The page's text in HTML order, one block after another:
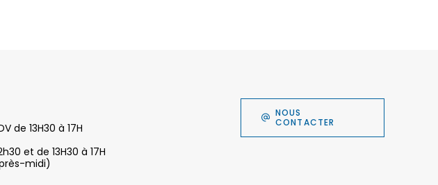
de 13H30 à 17H
et de 13H30 à 17H
midi)
NOUS
CONTACTER